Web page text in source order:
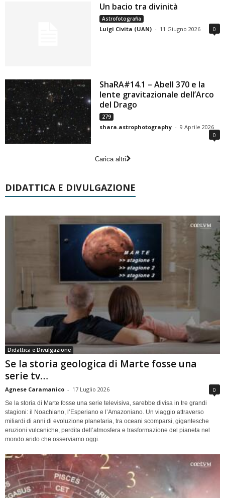
Un bacio tra divinità
Astrofotografia
Luigi Civita (UAN) - 11 Giugno 2026 0
ShaRA#14.1 – Abell 370 e la
lente gravitazionale dell’Arco
del Drago
279
shara.astrophotography - 9 Aprile 2026
0
Carica altri
DIDATTICA E DIVULGAZIONE
Didattica e Divulgazione
Se la storia geologica di Marte fosse una
serie tv…
Agnese Caramanico - 17 Luglio 2026 0
Se la storia di Marte fosse una serie televisiva, sarebbe divisa in tre grandi
stagioni: il Noachiano, l’Esperiano e l’Amazoniano. Un viaggio attraverso
miliardi di anni di evoluzione planetaria, tra oceani scomparsi, gigantesche
eruzioni vulcaniche, perdita dell’atmosfera e trasformazione del pianeta nel
mondo arido che osserviamo oggi.